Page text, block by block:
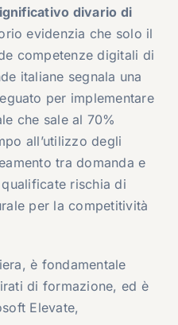
divario di
evidenzia che solo il
competenze digitali di
italiane segnala una
per implementare
che sale al 70%
all’utilizzo degli
tra domanda e
rischia di
per la competitività
è fondamentale
di formazione, ed è
Elevate,